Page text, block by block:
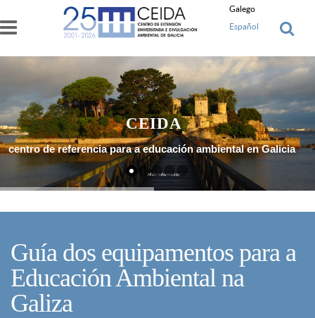
Ir o contido principal
Galego
Español
centro de referencia para a educación ambiental en Galicia
Máis Información
CEIDA
Guía dos equipamentos para a
Educación Ambiental na
Galiza